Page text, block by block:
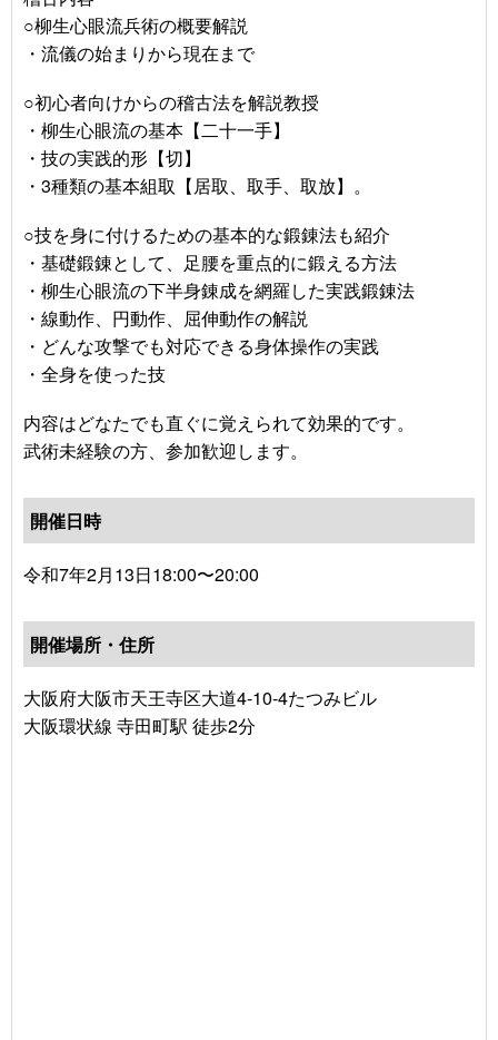
○柳生心眼流兵術の概要解説
・流儀の始まりから現在まで
○初心者向けからの稽古法を解説教授
・柳生心眼流の基本【二十一手】
・技の実践的形【切】
・3種類の基本組取【居取、取手、取放】。
○技を身に付けるための基本的な鍛錬法も紹介
・基礎鍛錬として、足腰を重点的に鍛える方法
・柳生心眼流の下半身錬成を網羅した実践鍛錬法
・線動作、円動作、屈伸動作の解説
・どんな攻撃でも対応できる身体操作の実践
・全身を使った技
内容はどなたでも直ぐに覚えられて効果的です。
武術未経験の方、参加歓迎します。
開催日時
令和7年2月13日18:00〜20:00
開催場所・住所
大阪府大阪市天王寺区大道4-10-4たつみビル
大阪環状線 寺田町駅 徒歩2分